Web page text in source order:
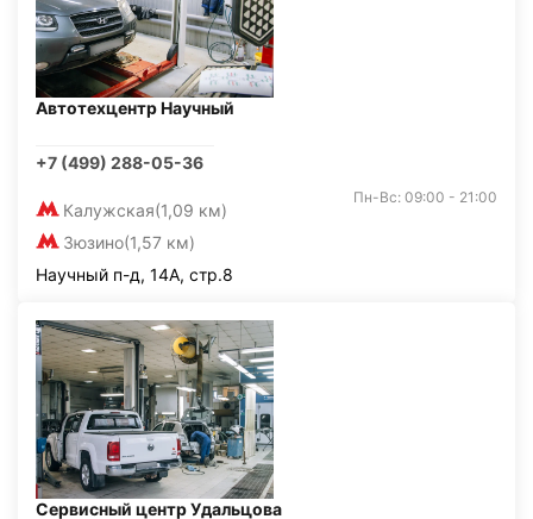
Автотехцентр Научный
+7 (499) 288-05-36
Калужская(1,09 км)
Зюзино(1,57 км)
Пн-Вс: 09:00 - 21:00
Научный п-д, 14А, стр.8
Сервисный центр Удальцова